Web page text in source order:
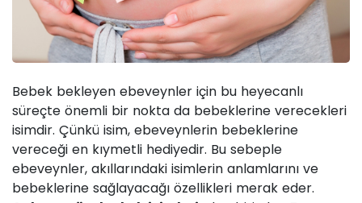
Bebek bekleyen ebeveynler için bu heyecanlı
süreçte önemli bir nokta da bebeklerine verecekleri
isimdir. Çünkü isim, ebeveynlerin bebeklerine
vereceği en kıymetli hediyedir. Bu sebeple
ebeveynler, akıllarındaki isimlerin anlamlarını ve
bebeklerine sağlayacağı özellikleri merak eder.